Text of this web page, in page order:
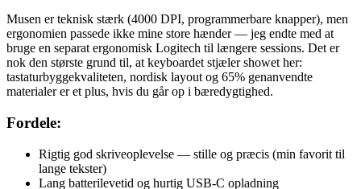
Musen er teknisk stærk (4000 DPI, programmerbare knapper), men
ergonomien passede ikke mine store hænder — jeg endte med at
bruge en separat ergonomisk Logitech til længere sessions. Det er
nok den største grund til, at keyboardet stjæler showet her:
tastaturbyggekvaliteten, nordisk layout og 65% genanvendte
materialer er et plus, hvis du går op i bæredygtighed.
Fordele:
Rigtig god skriveoplevelse — stille og præcis (min favorit til
lange tekster)
Lang batterilevetid og hurtig USB-C opladning